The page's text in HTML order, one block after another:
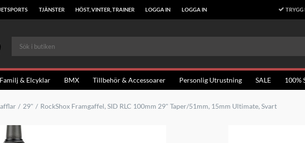
TJÄNSTER HÖST, VINTER, TRAINER LOGGA IN LOGGA IN TRYGG
Familj & Elcyklar BMX Tillbehör & Accessoarer Personlig Utrustning SALE 100%
29" RockShox Framgaffel, SID RLC 100mm 29" Taper/51mm, 15mm Ultimate, Svart